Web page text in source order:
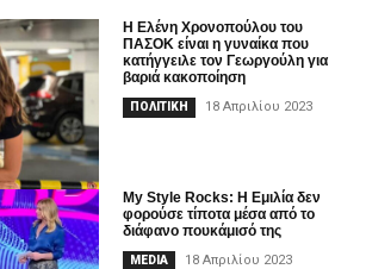
Η Ελένη Χρονοπούλου του
ΠΑΣΟΚ είναι η γυναίκα που
κατήγγειλε τον Γεωργούλη για
βαριά κακοποίηση
ΠΟΛΙΤΙΚΗ 18 Απριλίου 2023
My Style Rocks: H Εμιλία δεν
φορούσε τίποτα μέσα από το
διάφανο πουκάμισό της
MEDIA 18 Απριλίου 2023